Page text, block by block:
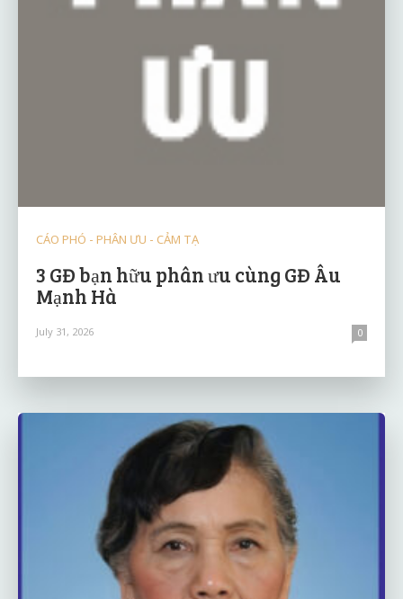
CÁO PHÓ - PHÂN ƯU - CẢM TẠ
3 GĐ bạn hữu phân ưu cùng GĐ Âu
Mạnh Hà
July 31, 2026 0